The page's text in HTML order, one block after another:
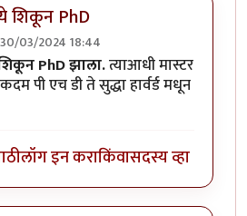
शिकून PhD
30/03/2024 18:44
करणे बारावी पासbyविवेकपटाईत
PhD झाला.त्याआधी मास्टर
पी एच डी ते सुद्धा हार्वर्ड मधून
लॉग इन कराकिंवासदस्य व्हा